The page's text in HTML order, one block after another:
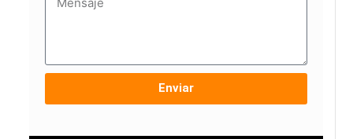
Enviar